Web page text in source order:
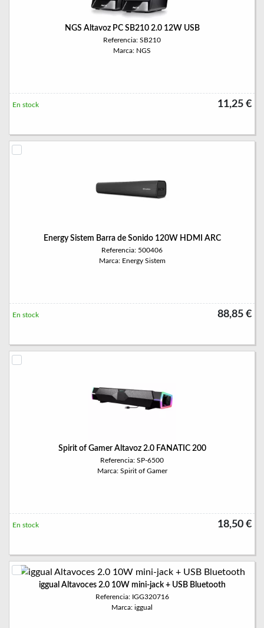
NGS Altavoz PC SB210 2.0 12W USB
Referencia: SB210
Marca: NGS
11,25 €
En stock
Energy Sistem Barra de Sonido 120W HDMI ARC
Referencia: 500406
Marca: Energy Sistem
88,85 €
En stock
Spirit of Gamer Altavoz 2.0 FANATIC 200
Referencia: SP-6500
Marca: Spirit of Gamer
18,50 €
En stock
iggual Altavoces 2.0 10W mini-jack + USB Bluetooth
Referencia: IGG320716
Marca: iggual